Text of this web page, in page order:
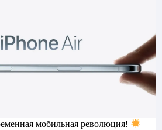
мобильная революция!